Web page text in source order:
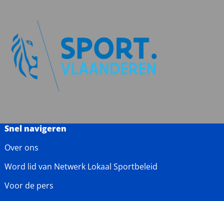
Snel navigeren
Over ons
Word lid van Netwerk Lokaal Sportbeleid
Voor de pers